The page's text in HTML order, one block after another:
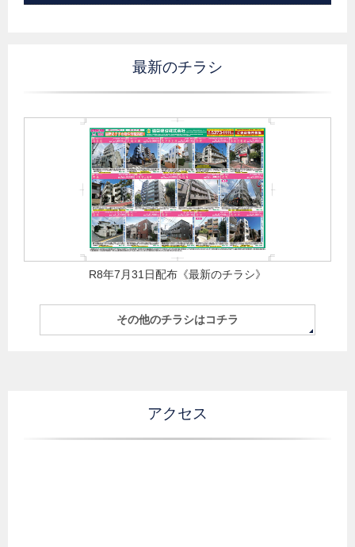
最新のチラシ
R8年7月31日配布《最新のチラシ》
その他のチラシはコチラ
アクセス